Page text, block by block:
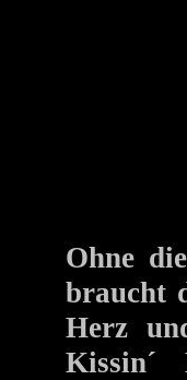
Ohne
braucht
Herz
Kissin´